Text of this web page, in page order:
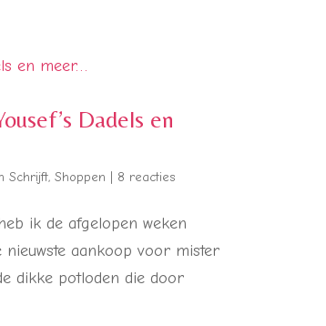
Dadels en
Schrijft,Shoppen 8 reacties
ik de afgelopen weken
nieuwste aankoop voor mister
dikke potloden die door